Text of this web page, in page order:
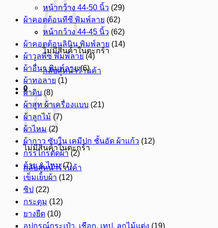
ไม่มีสินค้าในตะกร้า
กลับสู่หน้าร้านค้า
0
ไม่มีสินค้าในตะกร้า
กลับสู่หน้าร้านค้า
หน้ากว้าง 44-50 นิ้ว (29)
ผ้าคอตต้อนทีซี พิมพ์ลาย (62)
หน้ากว้าง 44-45 นิ้ว (62)
ผ้าคอตต้อนลินิน พิมพ์ลาย (14)
ผ้าวูลพีซ พิมพ์ลาย (4)
ผ้าอื่นๆ พิมพ์ลาย (6)
ผ้าทอลาย (1)
ผ้าดิบ (8)
ผ้าสูท ผ้าเครื่องแบบ (21)
ผ้าลูกไม้ (7)
ผ้าไหม (2)
ผ้ากาว ซับใน เคมีปก ชั้นอัด ผ้าแก้ว (12)
กรรไกรตัดผ้า (2)
ด้าย & ไหม (7)
เข็มเย็บผ้า (12)
ซิป (22)
กระดุม (12)
ยางยืด (10)
อุปกรณ์กระเป๋า, เชือก, เทป, ลูกไม้แต่ง (19)